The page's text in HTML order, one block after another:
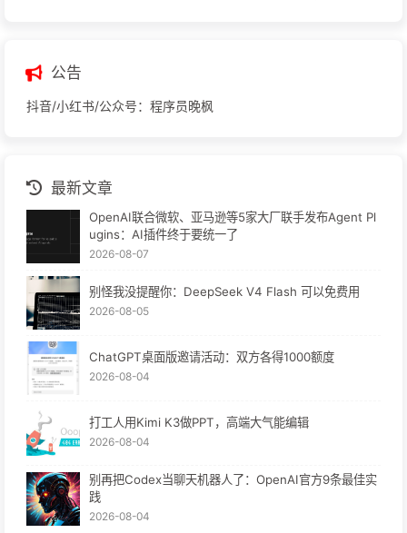
公告
抖音/小红书/公众号：程序员晚枫
最新文章
OpenAI联合微软、亚马逊等5家大厂联手发布Agent Pl
ugins：AI插件终于要统一了
2026-08-07
别怪我没提醒你：DeepSeek V4 Flash 可以免费用
2026-08-05
ChatGPT桌面版邀请活动：双方各得1000额度
2026-08-04
打工人用Kimi K3做PPT，高端大气能编辑
2026-08-04
别再把Codex当聊天机器人了：OpenAI官方9条最佳实
践
2026-08-04